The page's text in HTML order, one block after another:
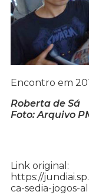
Encontro em
Roberta de Sá
Foto: Arquivo
Link original:
https://
ca-sedia-jogos-